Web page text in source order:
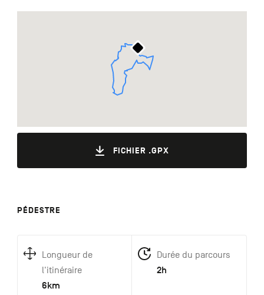
FICHIER .GPX
PÉDESTRE
Longueur de
l'itinéraire
6km
Durée du parcours
2h